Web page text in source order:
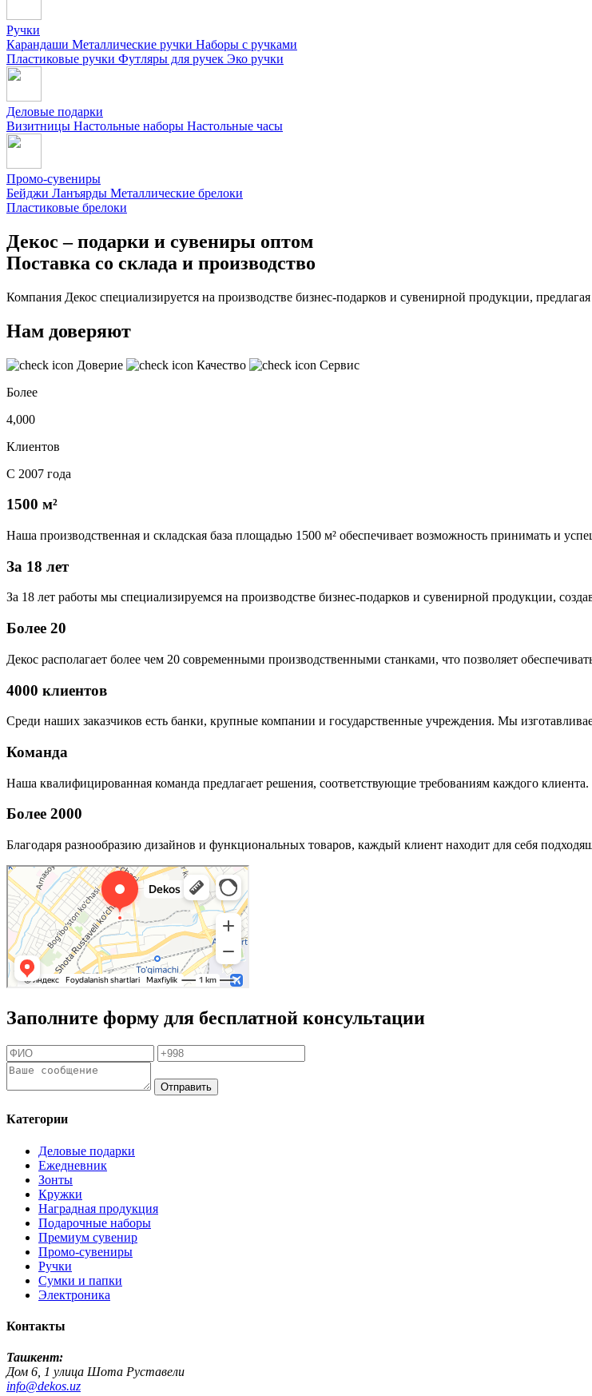
Ручки
Карандаши Металлические ручки Наборы с ручками
Пластиковые ручки Футляры для ручек Эко ручки
Деловые подарки
Визитницы Настольные наборы Настольные часы
Промо-сувениры
Бейджи Ланъярды Металлические брелоки
Пластиковые брелоки
Декос – подарки и сувениры оптом
Поставка со склада и производство
Компания Декос специализируется на производстве бизнес-подарков и сувенирной продукции,
Нам доверяют
Доверие Качество
Сервис
Более
4,000
Клиентов
С 2007 года
1500 м²
Наша производственная и складская база площадью 1500 м² обеспечивает возможность принимать и
За 18 лет
За 18 лет работы мы специализируемся на производстве бизнес-подарков и сувенирной продукции,
Более 20
Декос располагает более чем 20 современными производственными станками, что позволяет
4000 клиентов
Среди наших заказчиков есть банки, крупные компании и государственные учреждения. Мы
Команда
Наша квалифицированная команда предлагает решения, соответствующие требованиям каждого
Более 2000
Благодаря разнообразию дизайнов и функциональных товаров, каждый клиент находит для себя
Заполните форму для бесплатной консультации
Отправить
Категории
Деловые подарки
Ежедневник
Зонты
Кружки
Наградная продукция
Подарочные наборы
Премиум сувенир
Промо-сувениры
Ручки
Сумки и папки
Электроника
Контакты
Ташкент:
Дом 6, 1 улица Шота Руставели
info@dekos.uz